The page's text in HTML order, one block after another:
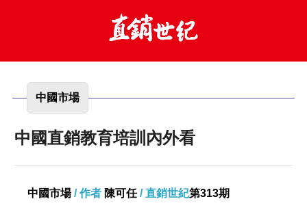
中國市場
中國直銷教育培訓內外看
中國市場/ 作者 陳可任 / 直銷世紀第313期